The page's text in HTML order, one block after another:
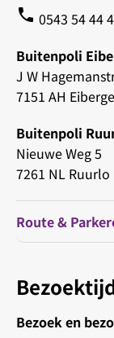
phone 0543 54 44
Buitenpoli
J W
7151 AH
Buitenpoli
Nieuwe Weg 5
7261 NL Ruurlo
Route &
Bezoek en